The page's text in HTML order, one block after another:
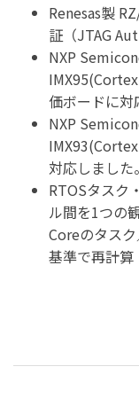
Renesas製
証（JTAG
NXP
価ボードに対
NXP
対応しました。
RTOSタスク
ル間を1つの
Coreのタス
基準で再計算